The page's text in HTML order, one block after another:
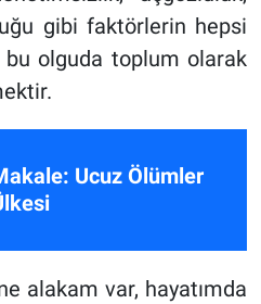
gibi faktörlerin hepsi
olguda toplum olarak
Ucuz Ölümler
alakam var, hayatımda